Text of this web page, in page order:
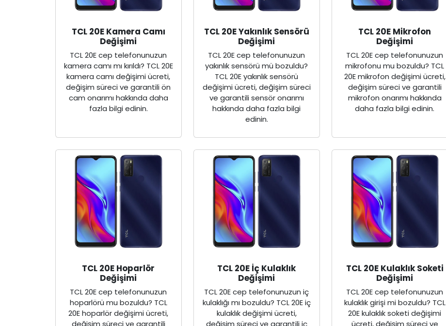
TCL 20E Kamera Camı
Değişimi
TCL 20E cep telefonunuzun
kamera camı mı kırıldı? TCL 20E
kamera camı değişimi ücreti,
değişim süreci ve garantili ön
cam onarımı hakkında daha
fazla bilgi edinin.
TCL 20E Yakınlık Sensörü
Değişimi
TCL 20E cep telefonunuzun
yakınlık sensörü mü bozuldu?
TCL 20E yakınlık sensörü
değişimi ücreti, değişim süreci
ve garantili sensör onarımı
hakkında daha fazla bilgi
edinin.
TCL 20E Mikrofon
Değişimi
TCL 20E cep telefonunuzun
mikrofonu mu bozuldu? TCL
20E mikrofon değişimi ücreti,
değişim süreci ve garantili
mikrofon onarımı hakkında
daha fazla bilgi edinin.
TCL 20E Hoparlör
Değişimi
TCL 20E cep telefonunuzun
hoparlörü mu bozuldu? TCL
20E hoparlör değişimi ücreti,
değişim süreci ve garantili
TCL 20E İç Kulaklık
Değişimi
TCL 20E cep telefonunuzun iç
kulaklığı mı bozuldu? TCL 20E iç
kulaklık değişimi ücreti,
değişim süreci ve garantili iç
TCL 20E Kulaklık Soketi
Değişimi
TCL 20E cep telefonunuzun
kulaklık girişi mi bozuldu? TCL
20E kulaklık soketi değişimi
ücreti, değişim süreci ve